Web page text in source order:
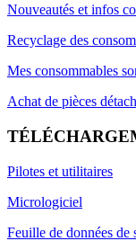
Nouveautés et infos
Recyclage des
Mes consommables
Achat de pièces
Pilotes et utilitaires
Micrologiciel
Feuille de données de